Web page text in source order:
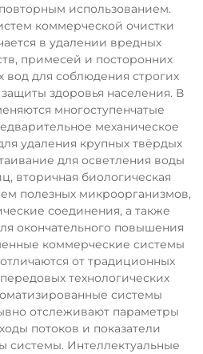
использованием.
коммерческой очистки
в удалении вредных
примесей и посторонних
вод для соблюдения строгих
здоровья населения. В
многоступенчатые
механическое
удаления крупных твёрдых
для осветления воды
вторичная биологическая
полезных микроорганизмов,
соединения, а также
окончательного повышения
коммерческие системы
от традиционных
технологических
системы
отслеживают параметры
потоков и показатели
системы. Интеллектуальные